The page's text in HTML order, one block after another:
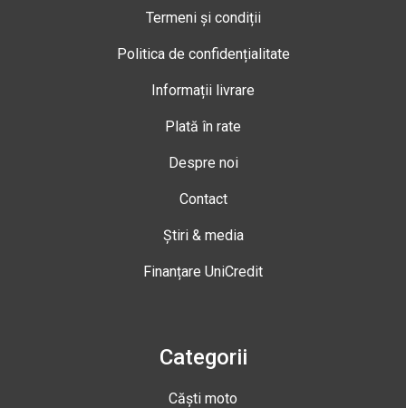
Termeni și condiții
Politica de confidențialitate
Informații livrare
Plată în rate
Despre noi
Contact
Știri & media
Finanțare UniCredit
Categorii
Căști moto